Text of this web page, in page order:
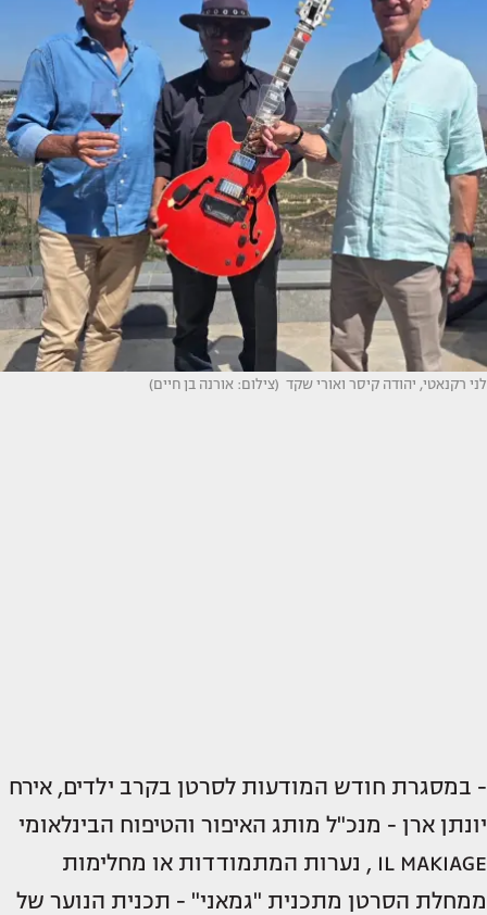
לני רקנאטי, יהודה קיסר ואורי שקד (צילום: אורנה בן חיים)
- במסגרת חודש המודעות לסרטן בקרב ילדים, אירח
יונתן ארן - מנכ"ל מותג האיפור והטיפוח הבינלאומי
IL MAKIAGE , נערות המתמודדות או מחלימות
ממחלת הסרטן מתכנית "גמאני" - תכנית הנוער של